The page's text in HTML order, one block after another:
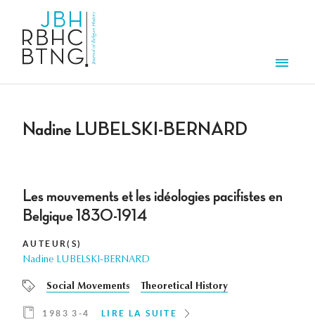
Nadine LUBELSKI-BERNARD
Les mouvements et les idéologies pacifistes en
Belgique 1830-1914
AUTEUR(S)
Nadine LUBELSKI-BERNARD
Social Movements Theoretical History
1983 3-4 LIRE LA SUITE